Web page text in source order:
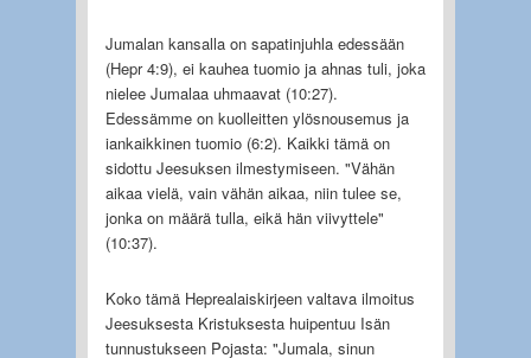
Jumalan kansalla on sapatinjuhla edessään
(Hepr 4:9), ei kauhea tuomio ja ahnas tuli, joka
nielee Jumalaa uhmaavat (10:27).
Edessämme on kuolleitten ylösnousemus ja
iankaikkinen tuomio (6:2). Kaikki tämä on
sidottu Jeesuksen ilmestymiseen. "Vähän
aikaa vielä, vain vähän aikaa, niin tulee se,
jonka on määrä tulla, eikä hän viivyttele"
(10:37).
Koko tämä Heprealaiskirjeen valtava ilmoitus
Jeesuksesta Kristuksesta huipentuu Isän
tunnustukseen Pojasta: "Jumala, sinun